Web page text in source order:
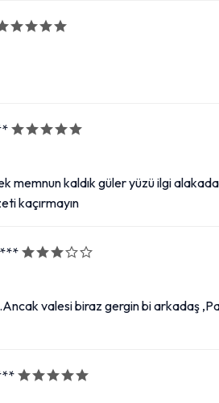
memnun kaldık güler yüzü ilgi
kaçırmayın
valesi biraz gergin bi arkadaş